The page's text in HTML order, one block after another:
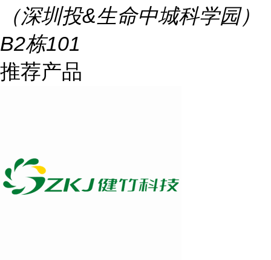
（深圳投&生命中城科学园）
B2栋101
推荐产品